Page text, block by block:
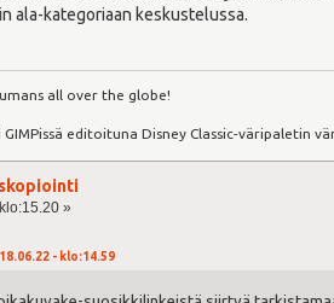
ala-kategoriaan keskustelussa.
all over the globe!
editoituna Disney Classic-
»
- klo:14.59